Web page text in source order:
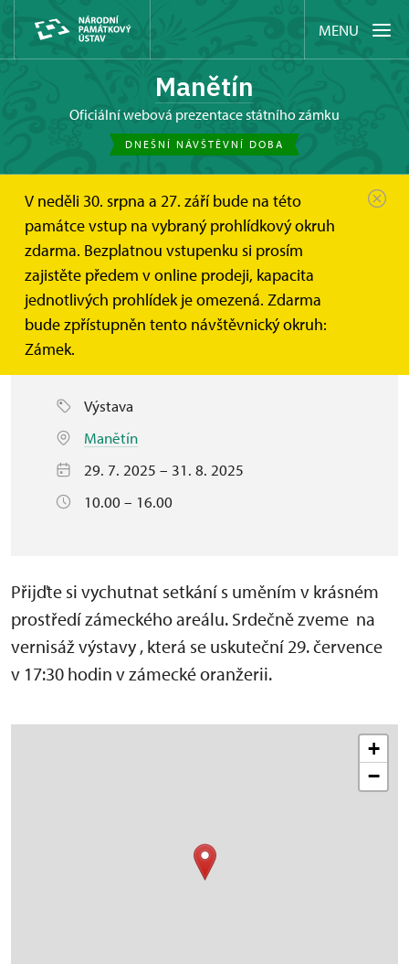
MENU
Manětín
oficiální webová prezentace státního zámku
DNEŠNÍ NÁVŠTĚVNÍ DOBA
V neděli 30. srpna a 27. září bude na této
památce vstup na vybraný prohlídkový okruh
zdarma. Bezplatnou vstupenku si prosím
zajistěte předem v online prodeji, kapacita
jednotlivých prohlídek je omezená. Zdarma
bude zpřístupněn tento návštěvnický okruh:
Zámek.
Manětín Akce MICHALEC - HEISER
MICHALEC - HEISER
Výstava
Manětín
29. 7. 2025 – 31. 8. 2025
10.00 – 16.00
Přijďte si vychutnat setkání s uměním v krásném
prostředí zámeckého areálu. Srdečně zveme na
vernisáž výstavy , která se uskuteční 29. července
v 17:30 hodin v zámecké oranžerii.
+
−